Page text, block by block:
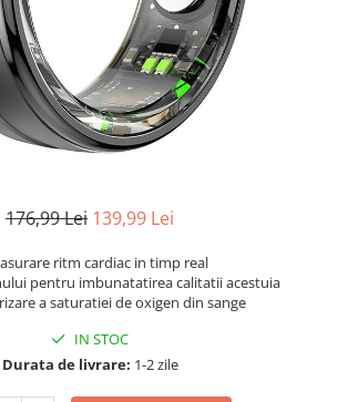
176,99 Lei 139,99 Lei
ritm cardiac in timp real
pentru imbunatatirea calitatii acestuia
a saturatiei de oxigen din sange
IN STOC
Durata de livrare: 1-2 zile